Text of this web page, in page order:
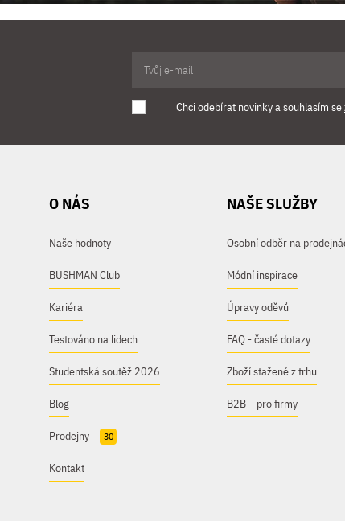
Chci odebírat novinky a souhlasím se
O NÁS
Naše hodnoty
BUSHMAN Club
Kariéra
Testováno na lidech
Studentská soutěž 2026
Blog
Prodejny 30
Kontakt
NAŠE SLUŽBY
Osobní odběr na
Módní inspirace
Úpravy oděvů
FAQ - časté dotazy
Zboží stažené z trhu
B2B – pro firmy